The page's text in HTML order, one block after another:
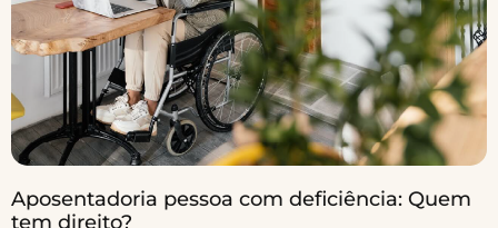
Aposentadoria pessoa com deficiência: Quem
tem direito?